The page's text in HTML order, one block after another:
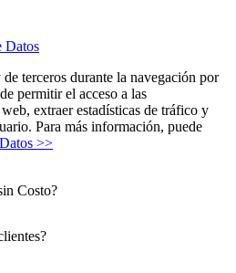
Datos
terceros durante la navegación por
permitir el acceso a las
extraer estadísticas de tráfico y
Para más información, puede
>>
Costo?